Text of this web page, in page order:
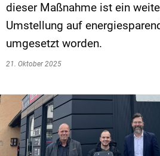
dieser Maßnahme ist ein
Umstellung auf
umgesetzt worden.
21. Oktober 2025